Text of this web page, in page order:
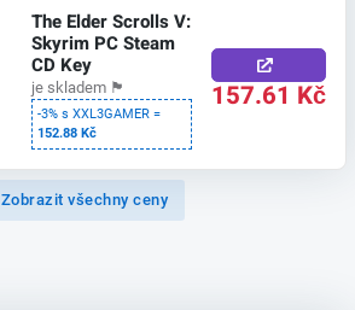
The Elder Scrolls V:
Skyrim PC Steam
CD Key
je skladem 🏴
-3% s XXL3GAMER =
152.88 Kč
157.61 Kč
Zobrazit všechny ceny